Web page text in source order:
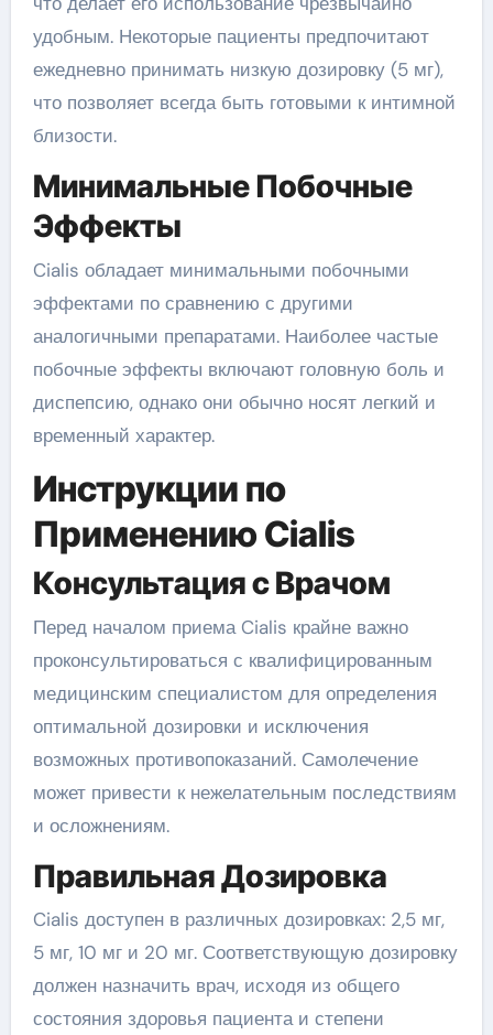
удобным. Некоторые пациенты предпочитают
ежедневно принимать низкую дозировку (5 мг),
что позволяет всегда быть готовыми к интимной
близости.
Минимальные Побочные
Эффекты
Cialis обладает минимальными побочными
эффектами по сравнению с другими
аналогичными препаратами. Наиболее частые
побочные эффекты включают головную боль и
диспепсию, однако они обычно носят легкий и
временный характер.
Инструкции по
Применению Cialis
Консультация с Врачом
Перед началом приема Cialis крайне важно
проконсультироваться с квалифицированным
медицинским специалистом для определения
оптимальной дозировки и исключения
возможных противопоказаний. Самолечение
может привести к нежелательным последствиям
и осложнениям.
Правильная Дозировка
Cialis доступен в различных дозировках: 2,5 мг,
5 мг, 10 мг и 20 мг. Соответствующую дозировку
должен назначить врач, исходя из общего
состояния здоровья пациента и степени